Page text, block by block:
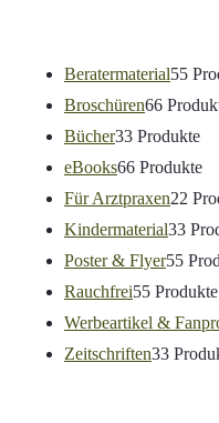
Beratermaterial55
Broschüren66
Bücher33 Produkte
eBooks66 Produkte
Für Arztpraxen22
Kindermaterial33
Poster & Flyer55
Rauchfrei55 Produkte
Werbeartikel &
Zeitschriften33